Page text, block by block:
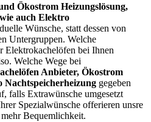
Ökostrom Heizungslösung,
auch Elektro
Wünsche, statt dessen von
Untergruppen. Welche
Elektrokachelöfen bei Ihnen
Welche Wege bei
Anbieter, Ökostrom
Nachtspeicherheizung gegeben
falls Extrawünsche umgesetzt
Spezialwünsche offerieren unsre
Bequemlichkeit.